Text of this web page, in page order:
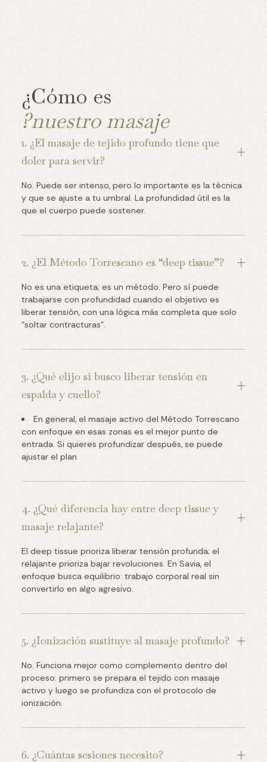
¿Cómo es
nuestro masaje?
1. ¿El masaje de tejido profundo tiene que
doler para servir?
No. Puede ser intenso, pero lo importante es la técnica
y que se ajuste a tu umbral. La profundidad útil es la
que el cuerpo puede sostener.
2. ¿El Método Torrescano es “deep tissue”?
No es una etiqueta; es un método. Pero sí puede
trabajarse con profundidad cuando el objetivo es
liberar tensión, con una lógica más completa que solo
“soltar contracturas”.
3. ¿Qué elijo si busco liberar tensión en
espalda y cuello?
En general, el masaje activo del Método Torrescano
con enfoque en esas zonas es el mejor punto de
entrada. Si quieres profundizar después, se puede
ajustar el plan.
4. ¿Qué diferencia hay entre deep tissue y
masaje relajante?
El deep tissue prioriza liberar tensión profunda; el
relajante prioriza bajar revoluciones. En Savia, el
enfoque busca equilibrio: trabajo corporal real sin
convertirlo en algo agresivo.
5. ¿Ionización sustituye al masaje profundo?
No. Funciona mejor como complemento dentro del
proceso: primero se prepara el tejido con masaje
activo y luego se profundiza con el protocolo de
ionización.
6. ¿Cuántas sesiones necesito?